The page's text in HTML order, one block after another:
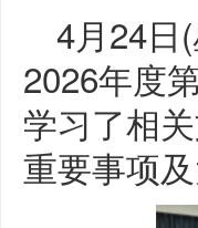
4月24日
2026年度
学习了相
重要事项